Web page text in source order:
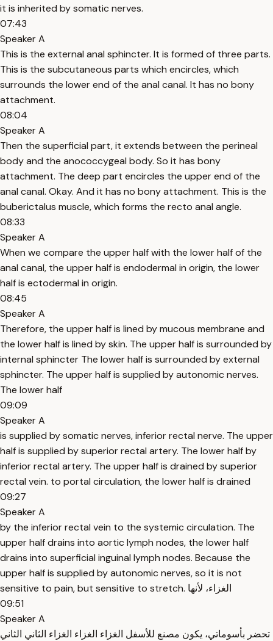
it is inherited by somatic nerves.
07:43
Speaker A
This is the external anal sphincter. It is formed of three parts.
This is the subcutaneous parts which encircles, which
surrounds the lower end of the anal canal. It has no bony
attachment.
08:04
Speaker A
Then the superficial part, it extends between the perineal
body and the anococcygeal body. So it has bony
attachment. The deep part encircles the upper end of the
anal canal. Okay. And it has no bony attachment. This is the
buberictalus muscle, which forms the recto anal angle.
08:33
Speaker A
When we compare the upper half with the lower half of the
anal canal, the upper half is endodermal in origin, the lower
half is ectodermal in origin.
08:45
Speaker A
Therefore, the upper half is lined by mucous membrane and
the lower half is lined by skin. The upper half is surrounded by
internal sphincter The lower half is surrounded by external
sphincter. The upper half is supplied by autonomic nerves.
The lower half
09:09
Speaker A
is supplied by somatic nerves, inferior rectal nerve. The upper
half is supplied by superior rectal artery. The lower half by
inferior rectal artery. The upper half is drained by superior
rectal vein. to portal circulation, the lower half is drained
09:27
Speaker A
by the inferior rectal vein to the systemic circulation. The
upper half drains into aortic lymph nodes, the lower half
drains into superficial inguinal lymph nodes. Because the
upper half is supplied by autonomic nerves, so it is not
sensitive to pain, but sensitive to stretch. الغزاء، لأنها
09:51
Speaker A
تحضر بأسوماتي، يكون مصنع للأسفل الغزاء الغزاء الغزاء الثاني الثاني